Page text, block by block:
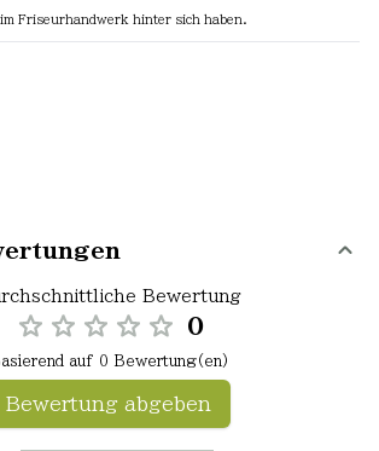
Friseurhandwerk hinter sich haben.
Bewertung
0
auf 0 Bewertung(en)
Bewertung abgeben